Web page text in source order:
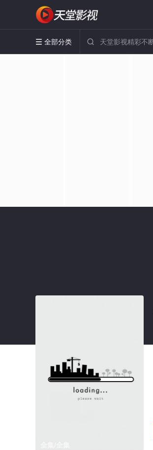
 全部分类 